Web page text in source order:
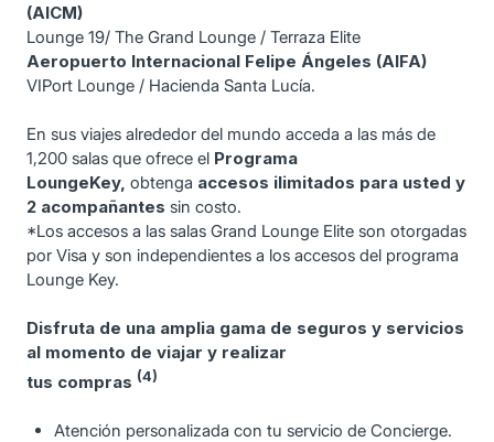
(AICM)
Lounge 19/ The Grand Lounge / Terraza Elite
Aeropuerto Internacional Felipe Ángeles (AIFA)
VIPort Lounge / Hacienda Santa Lucía.
En sus viajes alrededor del mundo acceda a las más de
1,200 salas que ofrece el Programa
LoungeKey, obtenga accesos ilimitados para usted y
2 acompañantes sin costo.
*Los accesos a las salas Grand Lounge Elite son otorgadas
por Visa y son independientes a los accesos del programa
Lounge Key.
Disfruta de una amplia gama de seguros y servicios
al momento de viajar y realizar
tus compras (4)
Atención personalizada con tu servicio de Concierge.